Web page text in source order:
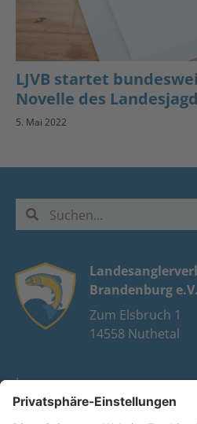
LJVB startet
Novelle des
5. Mai 2022
Brandenburg e.V.
Zum Elsbruch 1
14558 Nuthetal
Impressum
Datenschutz